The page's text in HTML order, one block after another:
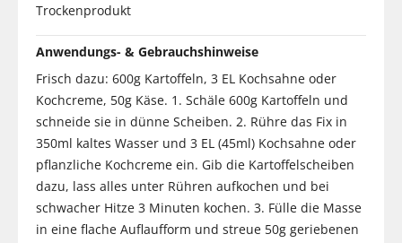
Trockenprodukt
Anwendungs- & Gebrauchshinweise
Frisch dazu: 600g Kartoffeln, 3 EL Kochsahne oder
Kochcreme, 50g Käse. 1. Schäle 600g Kartoffeln und
schneide sie in dünne Scheiben. 2. Rühre das Fix in
350ml kaltes Wasser und 3 EL (45ml) Kochsahne oder
pflanzliche Kochcreme ein. Gib die Kartoffelscheiben
dazu, lass alles unter Rühren aufkochen und bei
schwacher Hitze 3 Minuten kochen. 3. Fülle die Masse
in eine flache Auflaufform und streue 50g geriebenen